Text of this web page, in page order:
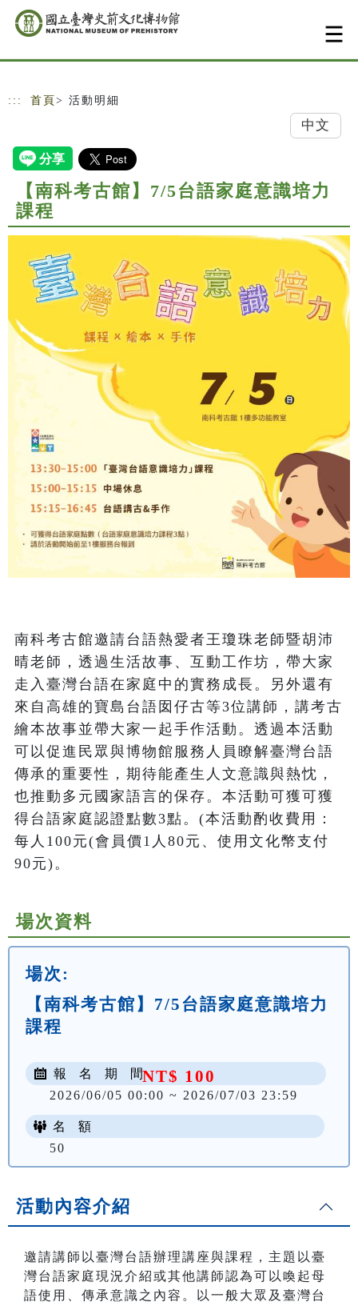
跳到主要內容
網站導覽
::: 首頁 > 活動明細
中文
【南科考古館】7/5台語家庭意識培力
課程
南科考古館邀請台語熱愛者王瓊珠老師暨胡沛
晴老師，透過生活故事、互動工作坊，帶大家
走入臺灣台語在家庭中的實務成長。另外還有
來自高雄的寶島台語囡仔古等3位講師，講考古
繪本故事並帶大家一起手作活動。透過本活動
可以促進民眾與博物館服務人員瞭解臺灣台語
傳承的重要性，期待能產生人文意識與熱忱，
也推動多元國家語言的保存。本活動可獲可獲
得台語家庭認證點數3點。(本活動酌收費用：
每人100元(會員價1人80元、使用文化幣支付
90元)。
場次資料
場次:
【南科考古館】7/5台語家庭意識培力
課程
NT$ 100
報 名 期 間
2026/06/05 00:00 ~ 2026/07/03 23:59
名 額
50
活動內容介紹
邀請講師以臺灣台語辦理講座與課程，主題以臺
灣台語家庭現況介紹或其他講師認為可以喚起母
語使用、傳承意識之內容。以一般大眾及臺灣台